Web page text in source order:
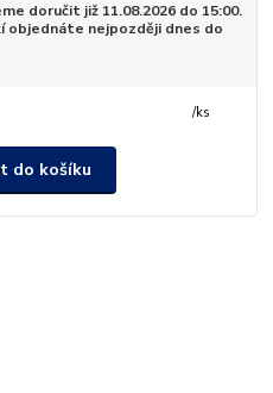
doručit již 11.08.2026 do 15:00.
objednáte nejpozději dnes do
/ks
do košíku